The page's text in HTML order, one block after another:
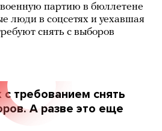
партию в бюллетене
люди в соцсетях и уехавшая
снять с выборов
требованием снять
А разве это еще